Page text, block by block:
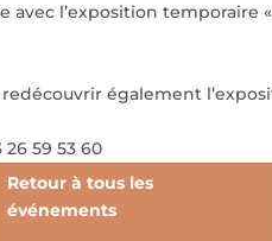
l’exposition temporaire
également
59 53 60
Retour à tous les
événements